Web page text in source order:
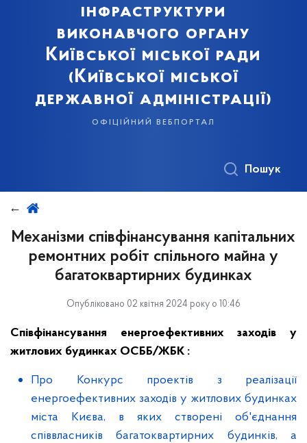
інфраструктури
виконавчого органу
Київської міської ради
(Київської міської
державної адміністрації)
офіційний вебпортал
Пошук
Механізми співфінансування капітальних
ремонтних робіт спільного майна у
багатоквартирних будинках
Опубліковано 02 квітня 2024 року о 10:46
Співфінансування енергоефективних заходів у
житлових будинках ОСББ/ЖБК :
Про Конкурс проектів з реалізації
енергоефективних заходів у житлових будинках
міста Києва, в яких створені об'єднання
співвласників багатоквартирних будинків, а